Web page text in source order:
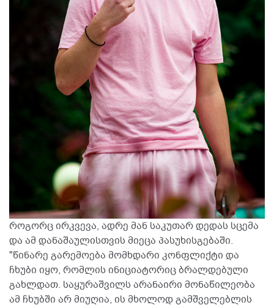
როგორც ირკვევა, ადრე მან საკუთარ დედას სცემა
და ამ დანაშაულისთვის მიეცა პასუხისგებაში.
"წინარე გარემოება მომხდარი კონფლიქტი და
ჩხუბი იყო, რომლის ინიციატორიც ბრალდებული
გახლდათ. საყურაშვილს არანაირი მონაწილეობა
ამ ჩხუბში არ მიუღია, ის მხოლოდ გამშველებლის